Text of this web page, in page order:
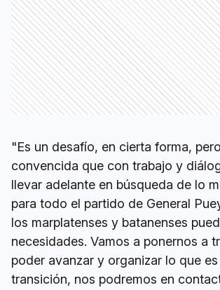
"Es un desafío, en cierta forma,
convencida que con trabajo y
llevar adelante en búsqueda de lo
para todo el partido de General
los marplatenses y batanenses
necesidades. Vamos a ponernos a
poder avanzar y organizar lo que es
transición, nos podremos en